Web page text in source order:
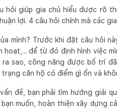
hỏi giúp gia chủ hiểu được rõ
lợi. 4 câu hỏi chính mà các
mình? Trước khi đặt câu hỏi
hoạt,... để từ đó định hình việc
sao, công năng được bố trí
căn hộ có điểm gì ổn và
đề, bạn phải tìm hướng giải
muốn, hoàn thiện xây dựng